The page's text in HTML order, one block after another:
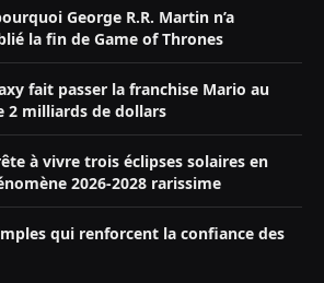
George R.R. Martin n’a
la fin de Game of Thrones
fait passer la franchise Mario au
2 milliards de dollars
à vivre trois éclipses solaires en
2026-2028 rarissime
qui renforcent la confiance des